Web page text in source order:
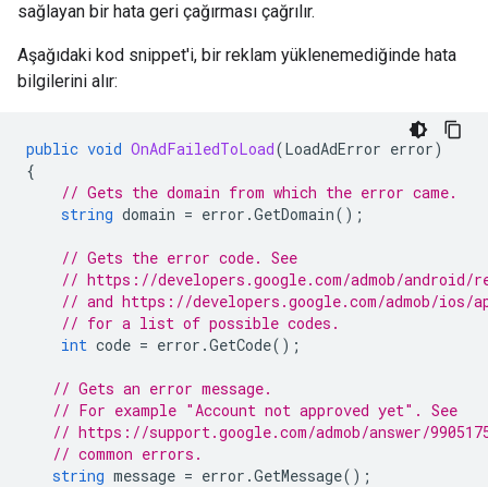
sağlayan bir hata geri çağırması çağrılır.
Aşağıdaki kod snippet'i, bir reklam yüklenemediğinde hata
bilgilerini alır:
public void OnAdFailedToLoad(LoadAdError error)
{
// Gets the domain from which the error came.
string domain = error .GetDomain();
// Gets the error code. See
// https://developers.google.com/admob/android/
// and https://developers.google.com/admob/ios/
// for a list of possible codes.
int code = error .GetCode();
// Gets an error message.
// For example "Account not approved yet". See
// https://support.google.com/admob/answer/
// common errors.
string message = error .GetMessage();